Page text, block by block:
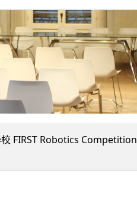
FIRST Robotics Competition